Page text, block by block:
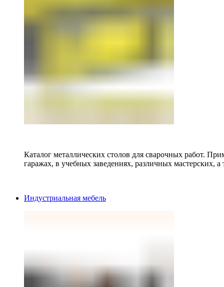
Каталог металлических столов для сварочных работ.
гаражах, в учебных заведениях, различных мастерских, а
Индустриальная мебель